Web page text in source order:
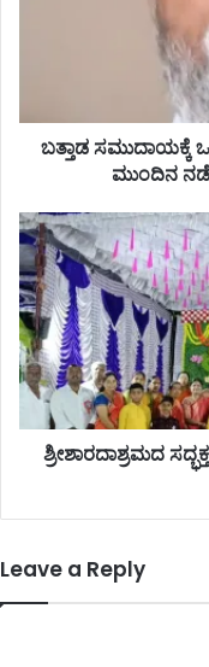
ಬತ್ತಾಡ
ಮುಂದಿನ
ಶ್ರೀಶಾರದಾಶ್ರಮದ
Leave a Reply